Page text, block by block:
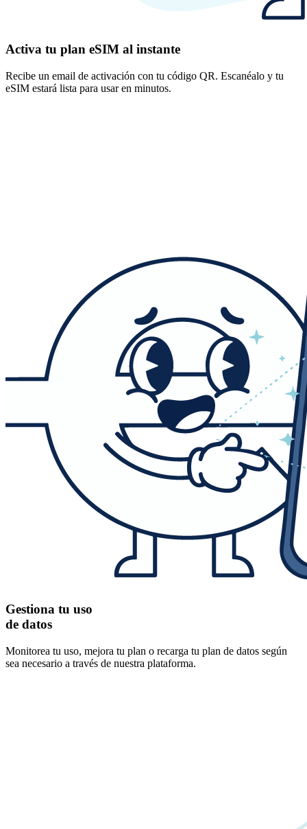
Activa tu plan eSIM al instante
Recibe un email de activación con tu código QR. Escanéalo y tu
eSIM estará lista para usar en minutos.
Gestiona tu uso
de datos
Monitorea tu uso, mejora tu plan o recarga tu plan de datos según
sea necesario a través de nuestra plataforma.